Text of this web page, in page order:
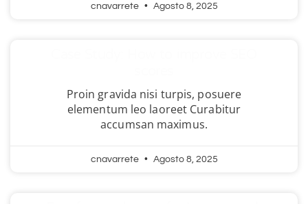
cnavarrete Agosto 8, 2025
Proin gravida nisi turpis, posuere
elementum leo laoreet Curabitur
accumsan maximus.
cnavarrete Agosto 8, 2025